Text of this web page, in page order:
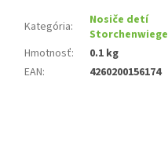
Kategória:
Nosiče detí
Storchenwiege
Hmotnosť:
0.1 kg
EAN: 4260200156174